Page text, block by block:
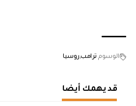
الوسوم ترامب روسيا
قد يهمك أيضا